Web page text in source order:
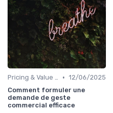
Pricing & Value Proposition • 12/06/2025
Comment formuler une
demande de geste
commercial efficace